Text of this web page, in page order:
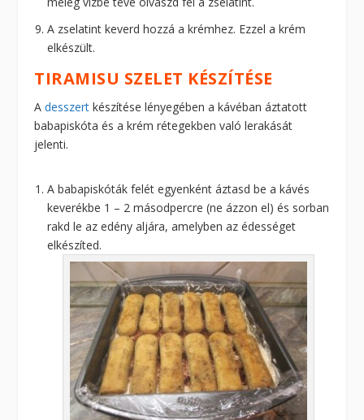
A zselatint keverd hozzá a krémhez. Ezzel a krém
elkészült.
TIRAMISU SZELET KÉSZÍTÉSE
Adesszert készítése lényegében a kávéban áztatott
babapiskóta és a krém rétegekben való lerakását
jelenti.
A babapiskóták felét egyenként áztasd be a kávés
keverékbe 1 – 2 másodpercre (ne ázzon el) és sorban
rakd le az edény aljára, amelyben az édességet
elkészíted.